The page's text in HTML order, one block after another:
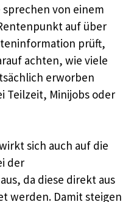
von einem
auf über
prüft,
achten, wie viele
erworben
Teilzeit, Minijobs oder
sich auch auf die
der
da diese direkt aus
werden. Damit steigen